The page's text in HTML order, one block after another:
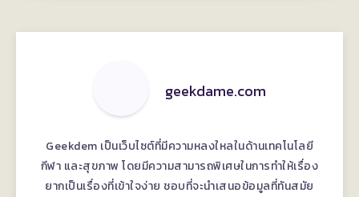
geekdame.com
Geekdem เป็นเว็บไซต์ที่มีความหลงใหลในด้านเทคโนโลยี
กีฬา และสุขภาพ โดยมีความสามารถพิเศษในการทำให้เรื่อง
ยากเป็นเรื่องที่เข้าใจง่าย ชอบที่จะนำเสนอข้อมูลที่ทันสมัย